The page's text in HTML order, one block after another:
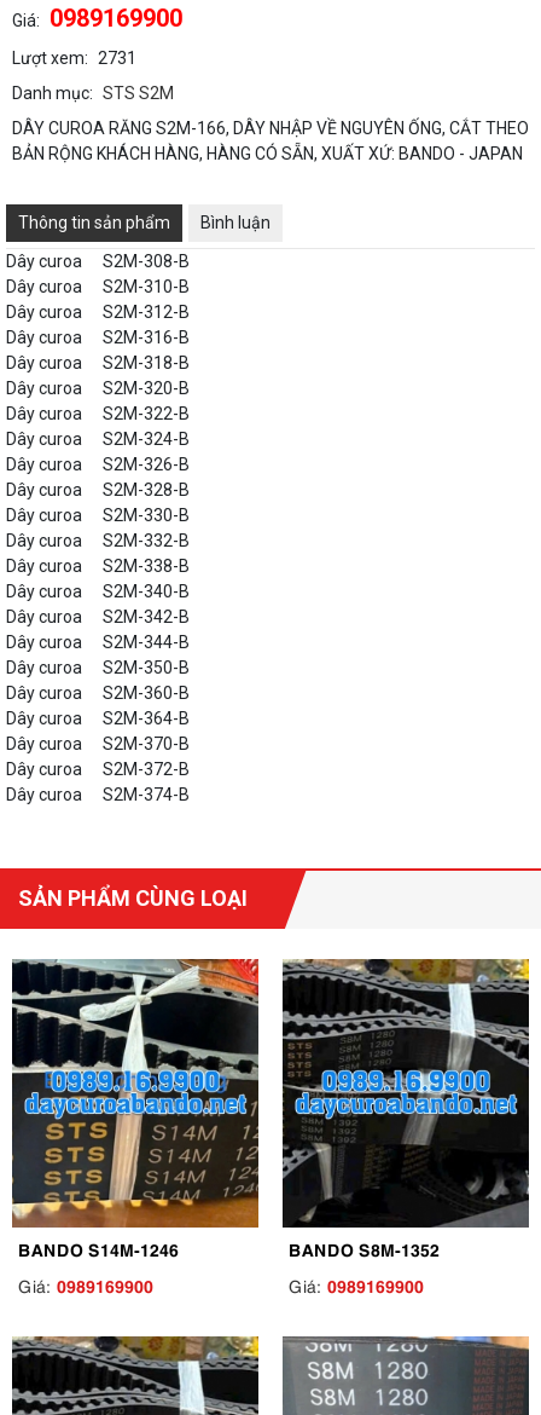
Giá: 0989169900
Lượt xem: 2731
Danh mục: STS S2M
DÂY CUROA RĂNG S2M-166, DÂY NHẬP VỀ NGUYÊN ỐNG, CẮT THEO
BẢN RỘNG KHÁCH HÀNG, HÀNG CÓ SẴN, XUẤT XỨ: BANDO - JAPAN
Thông tin sản phẩm
Bình luận
Dây curoa
S2M-308-B
Dây curoa
S2M-310-B
Dây curoa
S2M-312-B
Dây curoa
S2M-316-B
Dây curoa
S2M-318-B
Dây curoa
S2M-320-B
Dây curoa
S2M-322-B
Dây curoa
S2M-324-B
Dây curoa
S2M-326-B
Dây curoa
S2M-328-B
Dây curoa
S2M-330-B
Dây curoa
S2M-332-B
Dây curoa
S2M-338-B
Dây curoa
S2M-340-B
Dây curoa
S2M-342-B
Dây curoa
S2M-344-B
Dây curoa
S2M-350-B
Dây curoa
S2M-360-B
Dây curoa
S2M-364-B
Dây curoa
S2M-370-B
Dây curoa
S2M-372-B
Dây curoa
S2M-374-B
SẢN PHẨM CÙNG LOẠI
BANDO S14M-1246
Giá: 0989169900
BANDO S8M-1352
Giá: 0989169900